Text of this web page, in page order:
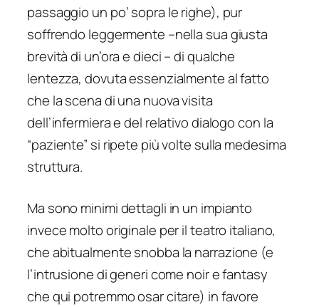
passaggio un po’ sopra le righe), pur
soffrendo leggermente –nella sua giusta
brevità di un’ora e dieci – di qualche
lentezza, dovuta essenzialmente al fatto
che la scena di una nuova visita
dell’infermiera e del relativo dialogo con la
“paziente” si ripete più volte sulla medesima
struttura.
Ma sono minimi dettagli in un impianto
invece molto originale per il teatro italiano,
che abitualmente snobba la narrazione (e
l’intrusione di generi come noir e fantasy
che qui potremmo osar citare) in favore